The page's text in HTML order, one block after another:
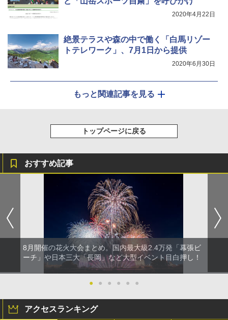
2020年4月22日
絶景テラスや森の中で働く「白馬リゾー
トテレワーク」、7月1日から提供
2020年6月30日
もっと関連記事を見る
トップページに戻る
おすすめ記事
8月開催の花火大会まとめ。国内最大級2.4万発「幕張ビ
ーチ」や日本三大「長岡」など大型イベント目白押し！
● ● ● ● ● ●
アクセスランキング